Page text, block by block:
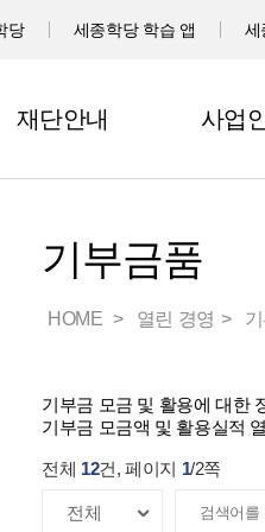
당 세종학당 학습 앱 세
재단안내 사업
기부금품
HOME 열린 경영
기부금 모금 및 활용에 대한
기부금 모금액 및 활용실적
전체 12건, 페이지 1/2쪽